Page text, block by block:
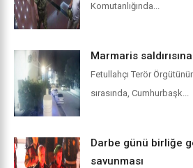
Komutanlığında...
Marmaris
Fetullahçı Terör
sırasında, Cumhurbaşk...
Darbe günü birliğe
savunması